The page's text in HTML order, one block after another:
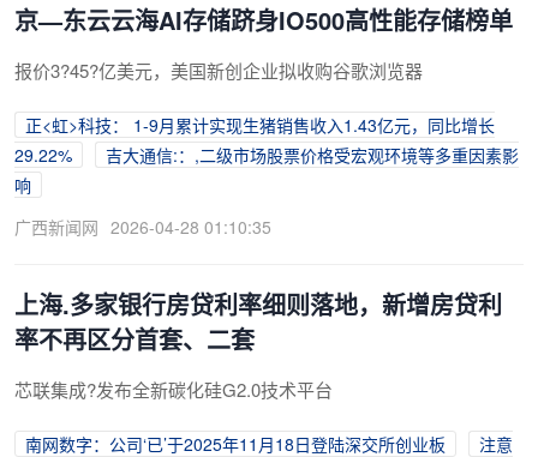
京—东云云海AI存储跻身IO500高性能存储榜单
报价3?45?亿美元，美国新创企业拟收购谷歌浏览器
正<虹>科技： 1-9月累计实现生猪销售收入1.43亿元，同比增长
29.22%
吉大通信:：,二级市场股票价格受宏观环境等多重因素影
响
广西新闻网 2026-04-28 01:10:35
上海.多家银行房贷利率细则落地，新增房贷利
率不再区分首套、二套
芯联集成?发布全新碳化硅G2.0技术平台
南网数字：公司‘已’于2025年11月18日登陆深交所创业板
注意